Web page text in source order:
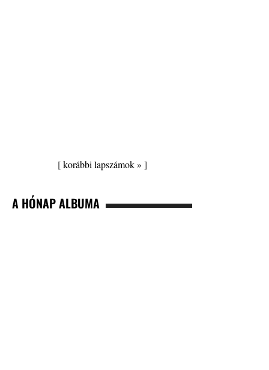
[korábbi lapszámok » ]
A HÓNAP ALBUMA